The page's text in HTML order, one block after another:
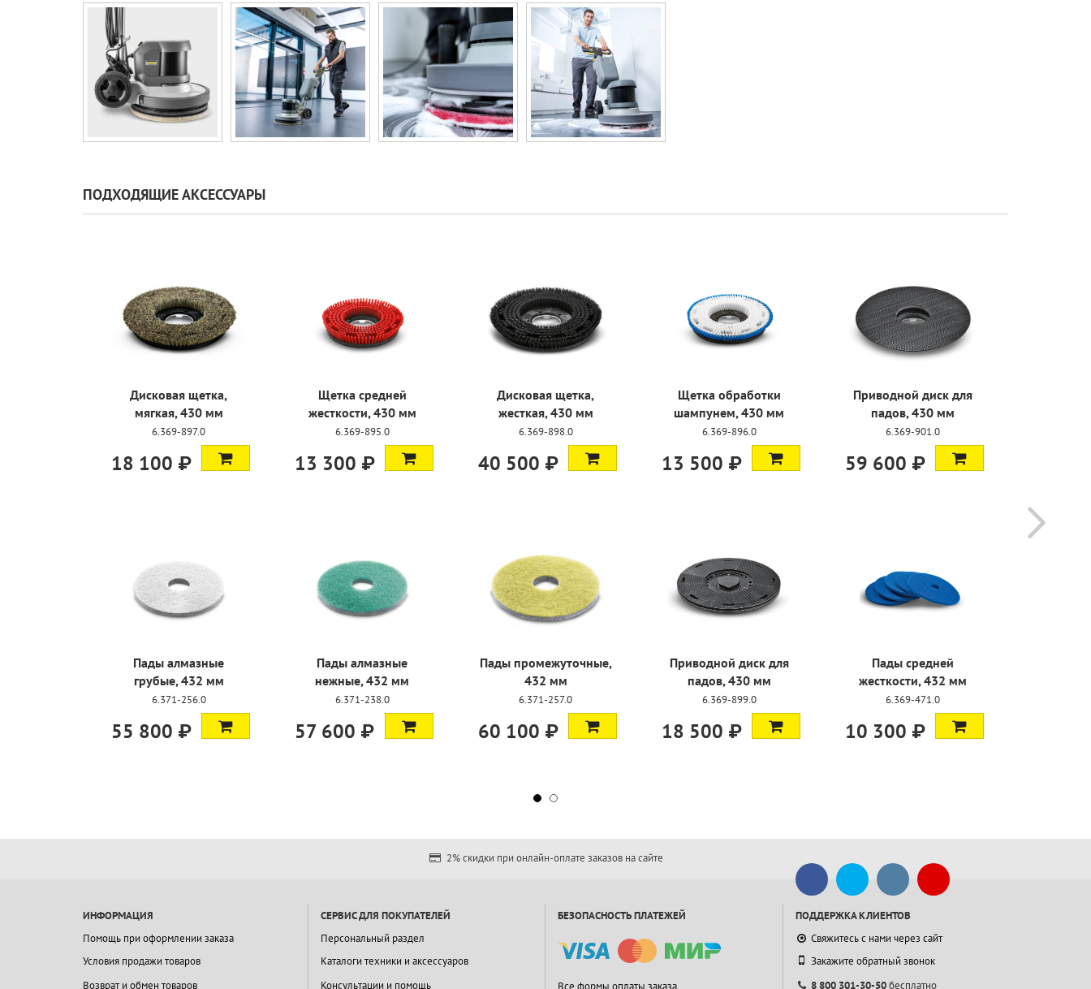
ПОДХОДЯЩИЕ АКСЕССУАРЫ
Дисковая щетка,
мягкая, 430 мм
6.369-897.0
18 100 ₽
Щетка средней
жесткости, 430 мм
6.369-895.0
13 300 ₽
Дисковая щетка,
жесткая, 430 мм
6.369-898.0
40 500 ₽
Щетка обработки
шампунем, 430 мм
6.369-896.0
13 500 ₽
Приводной диск для
падов, 430 мм
6.369-901.0
59 600 ₽
Пады алмазные
грубые, 432 мм
6.371-256.0
55 800 ₽
Пады алмазные
нежные, 432 мм
6.371-238.0
57 600 ₽
Пады промежуточные,
432 мм
6.371-257.0
60 100 ₽
Приводной диск для
падов, 430 мм
6.369-899.0
18 500 ₽
Пады средней
жесткости, 432 мм
6.369-471.0
10 300 ₽
2% скидки при онлайн-оплате заказов на сайте
ИНФОРМАЦИЯ
Помощь при оформлении заказа
Условия продажи товаров
Возврат и обмен товаров
СЕРВИС ДЛЯ ПОКУПАТЕЛЕЙ
Персональный раздел
Каталоги техники и аксессуаров
Консультации и помощь
БЕЗОПАСНОСТЬ ПЛАТЕЖЕЙ
ПОДДЕРЖКА КЛИЕНТОВ
Свяжитесь с нами через сайт
Закажите обратный звонок
8 800 301-30-50бесплатно